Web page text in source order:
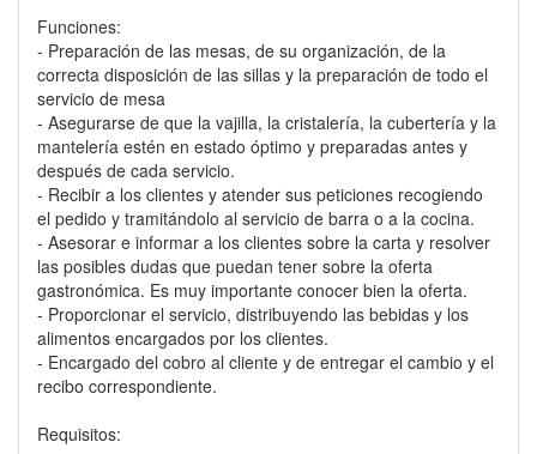
Funciones:
- Preparación de las mesas, de su organización, de la
correcta disposición de las sillas y la preparación de todo el
servicio de mesa
- Asegurarse de que la vajilla, la cristalería, la cubertería y la
mantelería estén en estado óptimo y preparadas antes y
después de cada servicio.
- Recibir a los clientes y atender sus peticiones recogiendo
el pedido y tramitándolo al servicio de barra o a la cocina.
- Asesorar e informar a los clientes sobre la carta y resolver
las posibles dudas que puedan tener sobre la oferta
gastronómica. Es muy importante conocer bien la oferta.
- Proporcionar el servicio, distribuyendo las bebidas y los
alimentos encargados por los clientes.
- Encargado del cobro al cliente y de entregar el cambio y el
recibo correspondiente.
Requisitos: